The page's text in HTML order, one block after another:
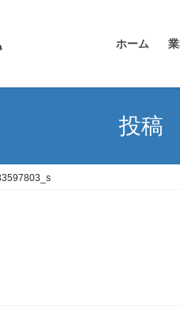
ホーム
投稿